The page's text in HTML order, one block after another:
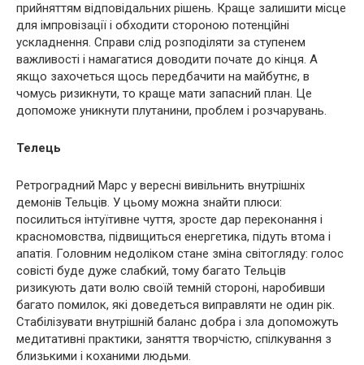
прийняттям відповідальних рішень. Краще залишити місце
для імпровізації і обходити стороною потенційні
ускладнення. Справи слід розподіляти за ступенем
важливості і намагатися доводити почате до кінця. А
якщо захочеться щось передбачити на майбутнє, в
чомусь ризикнути, то краще мати запасний план. Це
допоможе уникнути плутанини, проблем і розчарувань.
Телець
Ретроградний Марс у вересні вивільнить внутрішніх
демонів Тельців. У цьому можна знайти плюси:
посилиться інтуїтивне чуття, зросте дар переконання і
красномовства, підвищиться енергетика, підуть втома і
апатія. Головним недоліком стане зміна світогляду: голос
совісті буде дуже слабкий, тому багато Тельців
ризикують дати волю своїй темній стороні, наробивши
багато помилок, які доведеться виправляти не один рік.
Стабілізувати внутрішній баланс добра і зла допоможуть
медитативні практики, заняття творчістю, спілкування з
близькими і коханими людьми.